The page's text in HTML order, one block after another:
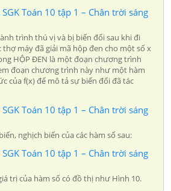
Toán 10 tập 1 – Chân trời sáng
trình thú vị và bị biến đổi sau khi đi
thợ máy đã giải mã hộp đen cho một số x
HỘP ĐEN là một đoạn chương trình
đoạn chương trình này như một hàm
của f(x) để mô tả sự biến đổi đã tác
Toán 10 tập 1 – Chân trời sáng
nghịch biến của các hàm số sau:
Toán 10 tập 1 – Chân trời sáng
trị của hàm số có đồ thị như Hình 10.